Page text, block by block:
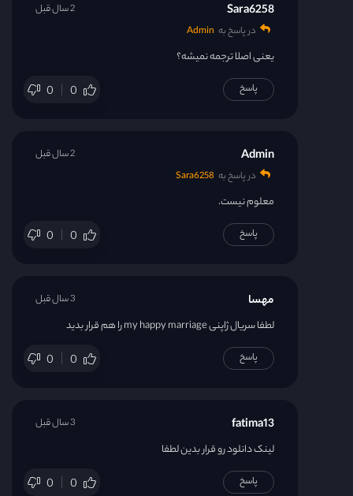
Sara6258
در پاسخ به Admin
یعنی اصلا ترجمه نمیشه؟
0 0
2 سال قبل
پاسخ
Admin
در پاسخ به Sara6258
معلوم نیست.
0 0
2 سال قبل
پاسخ
مهسا
لطفا سریال ژاپنی my happy marriage را هم قرار بدید
0 0
3 سال قبل
پاسخ
fatima13
لینک دانلود رو قرار بدین لطفا
0 0
3 سال قبل
پاسخ